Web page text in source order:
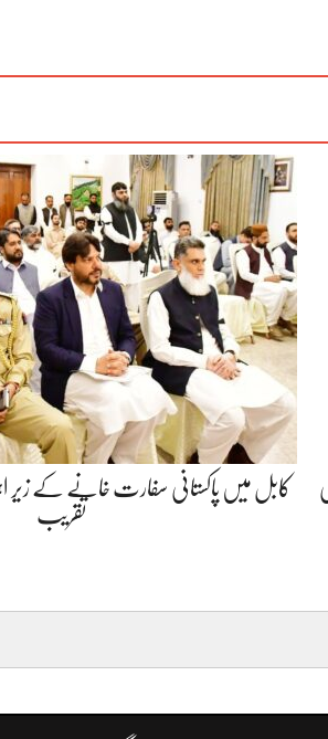
کابل میں پاکستانی سفارت خانے کے زیر
تقریب